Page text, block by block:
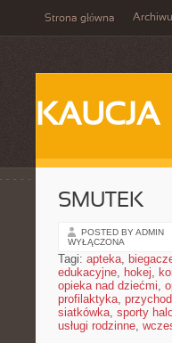
Strona główna
KAUCJA
SMUTEK
POSTED BY ADMIN
WYŁĄCZONA
Tagi: apteka,
edukacyjne, hokej,
opieka nad dziećmi,
profilaktyka,
siatkówka, sporty
usługi rodzinne,